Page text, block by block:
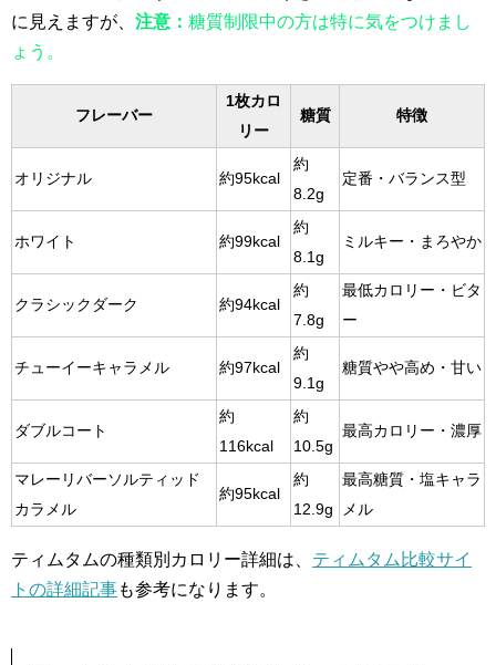
に見えますが、 注意： 糖質制限中の方は特に気をつけまし
ょう。
フレーバー
1枚カロ
リー
糖質 特徴
オリジナル 約95kcal
約
8.2g
定番・バランス型
ホワイト 約99kcal
約
8.1g
ミルキー・まろやか
クラシックダーク 約94kcal
約
7.8g
最低カロリー・ビタ
ー
チューイーキャラメル 約97kcal
約
9.1g
糖質やや高め・甘い
ダブルコート
約
116kcal
約
10.5g
最高カロリー・濃厚
マレーリバーソルティッド
カラメル
約95kcal
約
12.9g
最高糖質・塩キャラ
メル
ティムタムの種類別カロリー詳細は、 ティムタム比較サイ
トの詳細記事も参考になります。